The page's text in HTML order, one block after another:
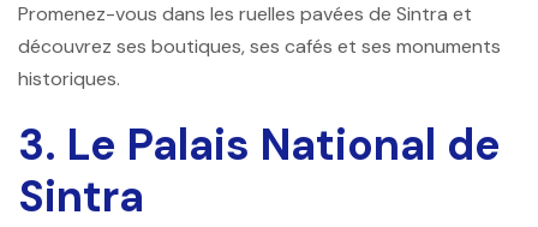
Promenez-vous dans les ruelles pavées de Sintra et
découvrez ses boutiques, ses cafés et ses monuments
historiques.
3. Le Palais National de
Sintra